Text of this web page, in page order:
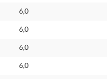
6,0
6,0
6,0
6,0